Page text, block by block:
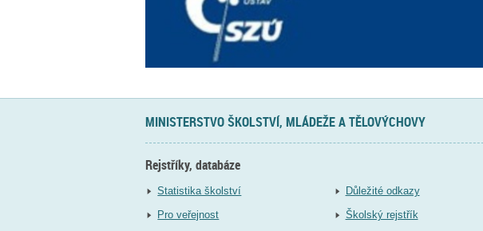
MINISTERSTVO ŠKOLSTVÍ, MLÁDEŽE A TĚLOVÝCHOVY
Rejstříky, databáze
Statistika školství
Pro veřejnost
Důležité odkazy
Školský rejstřík